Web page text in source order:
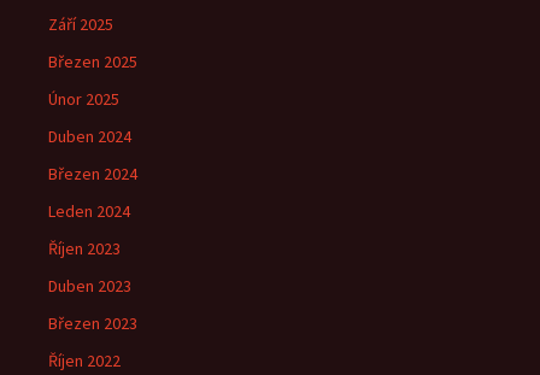
Září 2025
Březen 2025
Únor 2025
Duben 2024
Březen 2024
Leden 2024
Říjen 2023
Duben 2023
Březen 2023
Říjen 2022